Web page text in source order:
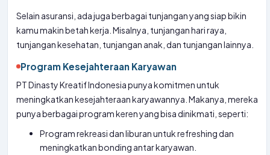
Selain asuransi, ada juga berbagai tunjangan yang siap bikin
kamu makin betah kerja. Misalnya, tunjangan hari raya,
tunjangan kesehatan, tunjangan anak, dan tunjangan lainnya.
Program Kesejahteraan Karyawan
PT Dinasty Kreatif Indonesia punya komitmen untuk
meningkatkan kesejahteraan karyawannya. Makanya, mereka
punya berbagai program keren yang bisa dinikmati, seperti:
Program rekreasi dan liburan untuk refreshing dan
meningkatkan bonding antar karyawan.